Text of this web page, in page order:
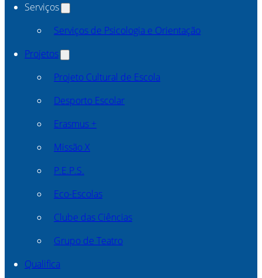
Serviços
Serviços de Psicologia e Orientação
Projetos
Projeto Cultural de Escola
Desporto Escolar
Erasmus +
Missão X
P.E.P.S.
Eco-Escolas
Clube das Ciências
Grupo de Teatro
Qualifica